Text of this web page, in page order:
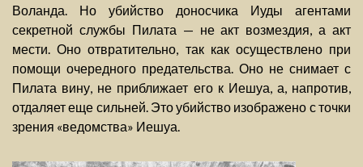
Воланда. Но убийство доносчика Иуды агентами
секретной службы Пилата — не акт возмездия, а акт
мести. Оно отвратительно, так как осуществлено при
помощи очередного предательства. Оно не снимает с
Пилата вину, не приближает его к Иешуа, а, напротив,
отдаляет еще сильней. Это убийство изображено с точки
зрения «ведомства» Иешуа.